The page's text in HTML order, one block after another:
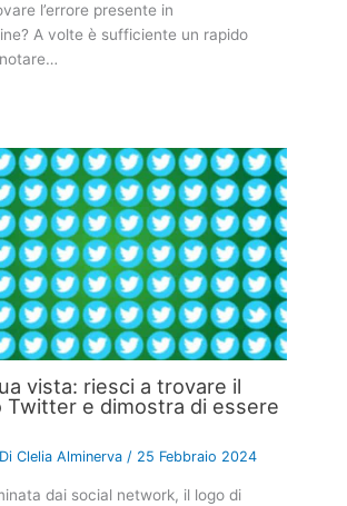
l’errore presente in
A volte è sufficiente un rapido
vista: riesci a trovare il
Twitter e dimostra di essere
Clelia Alminerva / 25 Febbraio 2024
dai social network, il logo di